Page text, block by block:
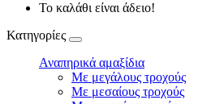
Το καλάθι είναι άδειο!
Κατηγορίες
Αναπηρικά αμαξίδια
Με μεγάλους τροχούς
Με μεσαίους τροχούς